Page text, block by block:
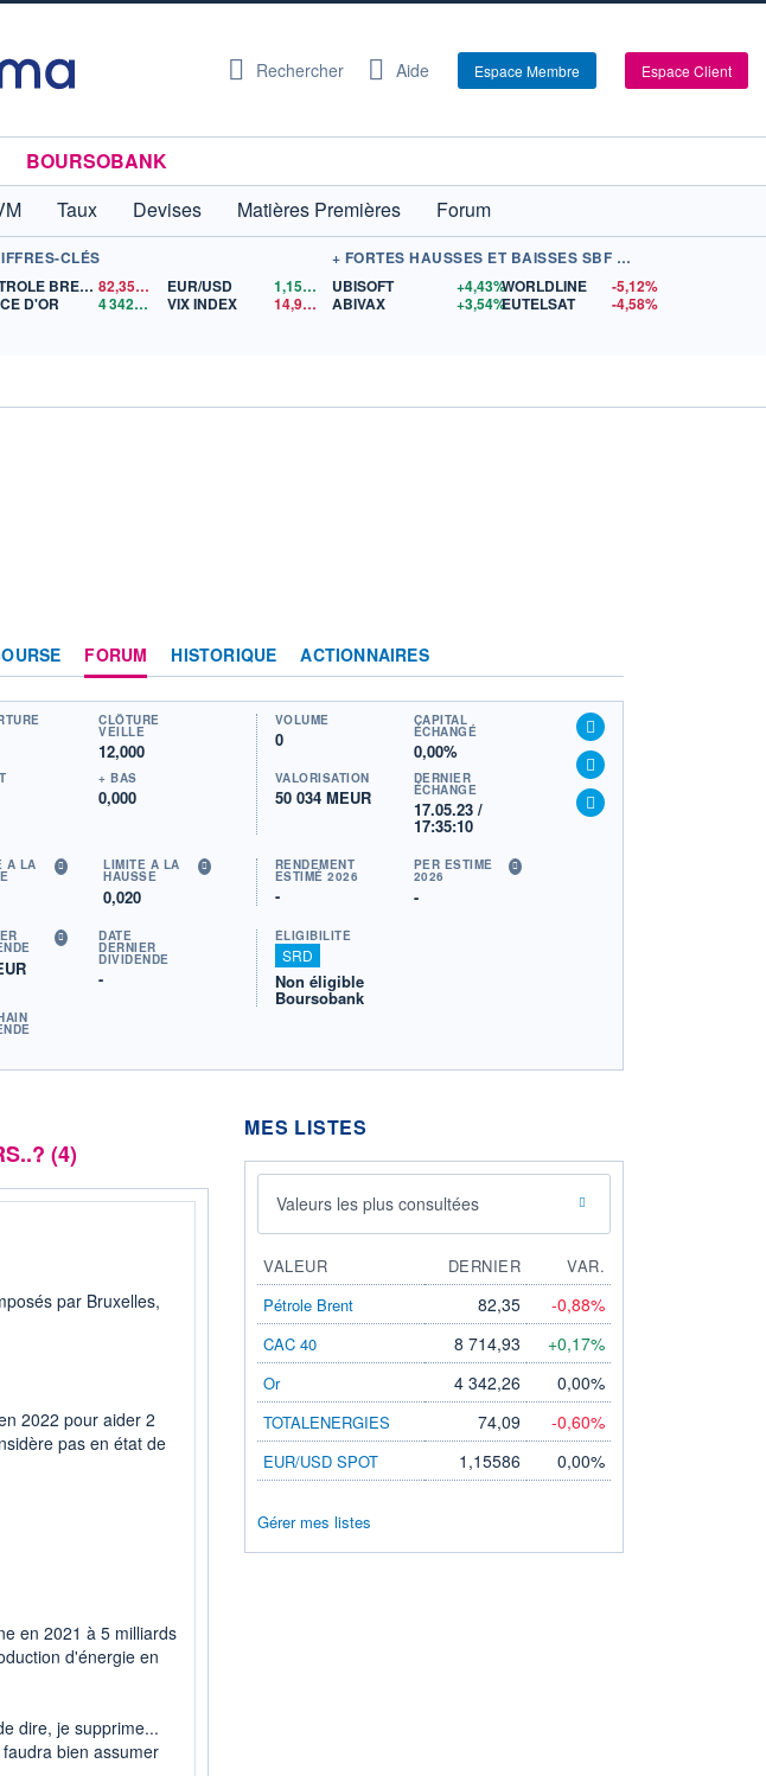
Rechercher Aide Espace Membre Espace Client
BOURSOBANK
Taux Devises Matières Premières
Forum
CLÉS
PÉTROLE BRENT
82,35
$US
D'OR
4 342,26 $US
EUR/USD 1,1559
$US
VIX INDEX
14,90$US
+ FORTES HAUSSES ET BAISSES SBF 120
UBISOFT
+4,43%
ABIVAX
+3,54%
WORLDLINE
-5,12%
EUTELSAT
-4,58%
FORUM HISTORIQUE ACTIONNAIRES
CLÔTURE
VEILLE
12,000
+ BAS
0,000
VOLUME
0
CAPITAL
ÉCHANGÉ
0,00%
VALORISATION
50 034 MEUR
DERNIER
ÉCHANGE
17.05.23 /
17:35:10
À LA LIMITE À LA
HAUSSE
0,020
RENDEMENT
ESTIMÉ 2026
-
PER ESTIMÉ
2026
-
DATE
DERNIER
DIVIDENDE
-
ÉLIGIBILITÉ
SRD
Non éligible
Boursobank
(4)
par Bruxelles,
2022 pour aider 2
pas en état de
en 2021 à 5 milliards
d'énergie en
dire, je supprime...
bien assumer
MES LISTES
Valeurs les plus consultées
VALEUR DERNIER
VAR.
Pétrole Brent
82,35 -0,88%
CAC 40 8 714,93 +0,17%
Or 4 342,26 0,00%
TOTALENERGIES 74,09 -0,60%
EUR/USD SPOT 1,15586 0,00%
Gérer mes listes